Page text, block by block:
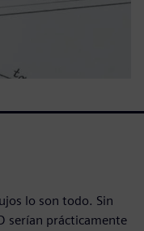
lo son todo. Sin
serían prácticamente